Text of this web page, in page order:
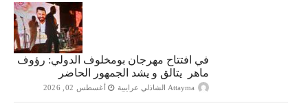
في افتتاح مهرجان بومخلوف الدولي: رؤوف
ماهر يتالق و يشد الجمهور الحاضر
Attayma الشاذلي عرايبية أغسطس 02, 2026